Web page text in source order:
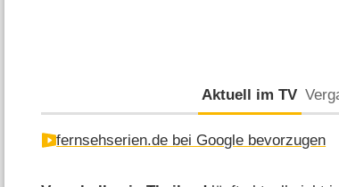
Aktuell im TV
fernsehserien.de bei Google bevorzugen